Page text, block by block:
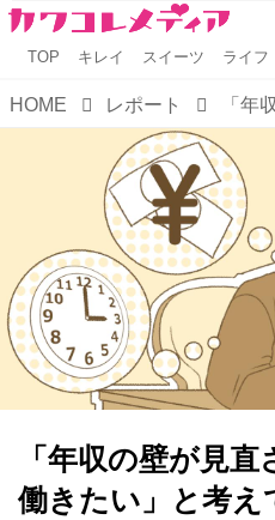
TOP キレイ スイーツ ライフ
HOME レポート
「年収の壁が見
働きたい」と考